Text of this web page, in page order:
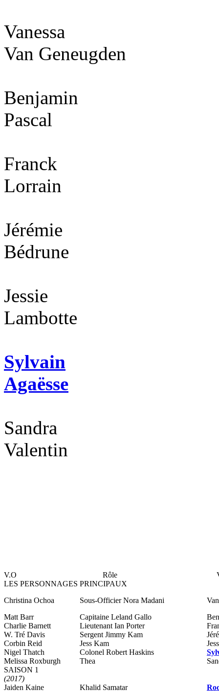
Vanessa
Van Geneugden
Benjamin
Pascal
Franck
Lorrain
Jérémie
Bédrune
Jessie
Lambotte
Sylvain
Agaësse
Sandra
Valentin
V.O Rôle
LES PERSONNAGES PRINCIPAUX
Christina Ochoa
Sous-Officier Nora Madani
Matt Barr
Capitaine Leland Gallo
Charlie Barnett
Lieutenant Ian Porter
W. Tré Davis
Sergent Jimmy Kam
Corbin Reid
Jess Kam
Nigel Thatch
Colonel Robert Haskins
Melissa Roxburgh
Thea
SAISON 1
(2017)
Jaiden Kaine
Khalid Samatar